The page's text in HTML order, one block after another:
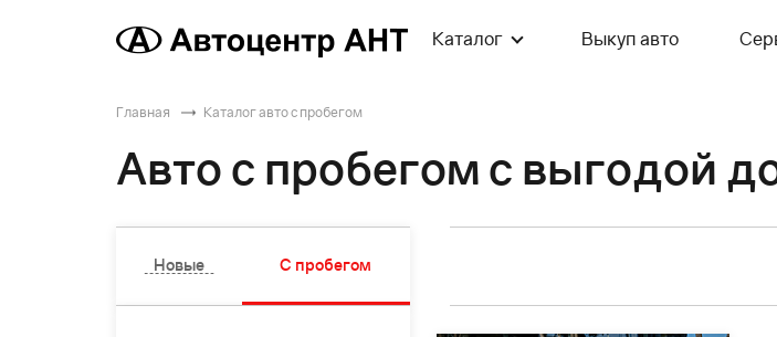
Каталог Выкуп авто
Главная Каталог авто с пробегом
Авто с пробегом с выгодой
Новые С пробегом